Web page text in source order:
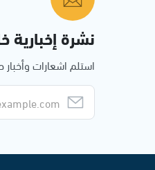
نشرة إخبارية
استلم اشعارات